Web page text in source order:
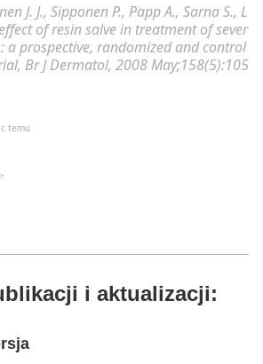
J. J., Sipponen P., Papp A., Sarna S., L
of resin salve in treatment of sever
a prospective, randomized and control
Br J Dermatol, 2008 May;158(5):105
temu
i aktualizacji: